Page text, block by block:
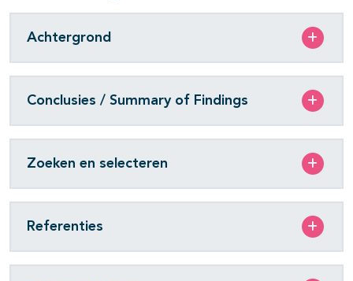
Achtergrond
Conclusies / Summary of Findings
Zoeken en selecteren
Referenties